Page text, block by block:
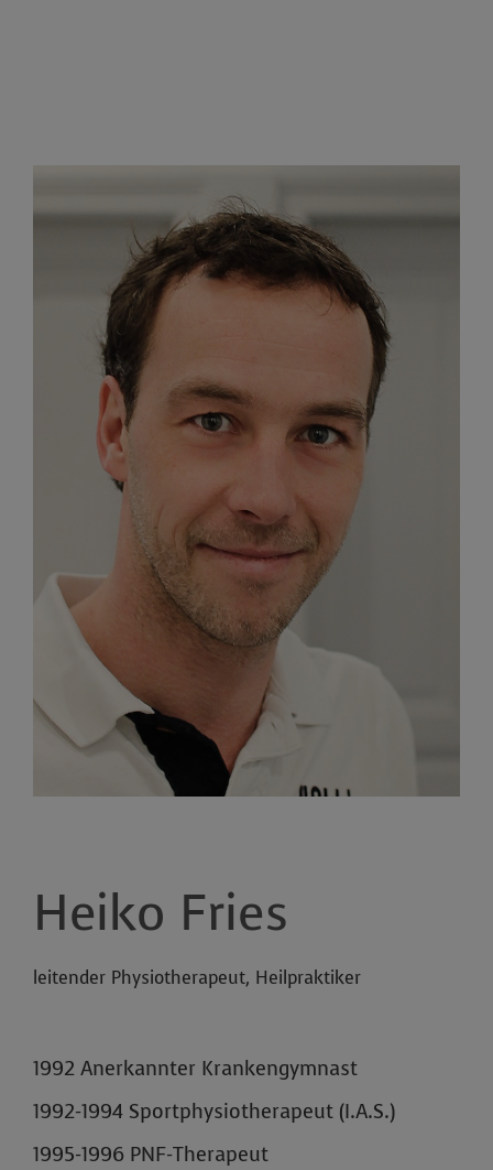
Heiko Fries
leitender Physiotherapeut, Heilpraktiker
1992 Anerkannter Krankengymnast
1992-1994 Sportphysiotherapeut (I.A.S.)
1995-1996 PNF-Therapeut